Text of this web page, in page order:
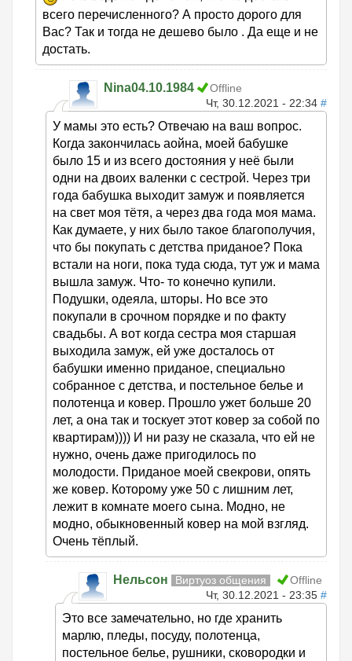
всего перечисленного? А просто дорого для
Вас? Так и тогда не дешево было . Да еще и не
достать.
Nina04.10.1984
Offline
Чт, 30.12.2021 - 22:34 #
У мамы это есть? Отвечаю на ваш вопрос.
Когда закончилась аойна, моей бабушке
было 15 и из всего достояния у неё были
одни на двоих валенки с сестрой. Через три
года бабушка выходит замуж и появляется
на свет моя тётя, а через два года моя мама.
Как думаете, у них было такое благополучия,
что бы покупать с детства приданое? Пока
встали на ноги, пока туда сюда, тут уж и мама
вышла замуж. Что- то конечно купили.
Подушки, одеяла, шторы. Но все это
покупали в срочном порядке и по факту
свадьбы. А вот когда сестра моя старшая
выходила замуж, ей уже досталось от
бабушки именно приданое, специально
собранное с детства, и постельное белье и
полотенца и ковер. Прошло ужет больше 20
лет, а она так и тоскует этот ковер за собой по
квартирам)))) И ни разу не сказала, что ей не
нужно, очень даже пригодилось по
молодости. Приданое моей свекрови, опять
же ковер. Которому уже 50 с лишним лет,
лежит в комнате моего сына. Модно, не
модно, обыкновенный ковер на мой взгляд.
Очень тёплый.
Нельсон Виртуоз общения
Offline
Чт, 30.12.2021 - 23:35 #
Это все замечательно, но где хранить
марлю, пледы, посуду, полотенца,
постельное белье, рушники, сковородки и